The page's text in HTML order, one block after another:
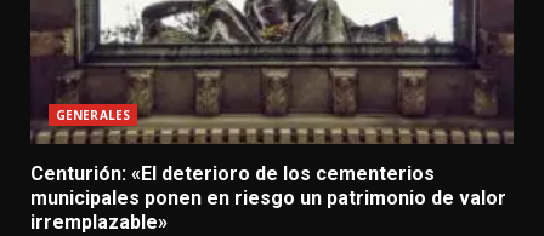
GENERALES
Centurión: «El deterioro de los cementerios
municipales ponen en riesgo un patrimonio de valor
irremplazable»